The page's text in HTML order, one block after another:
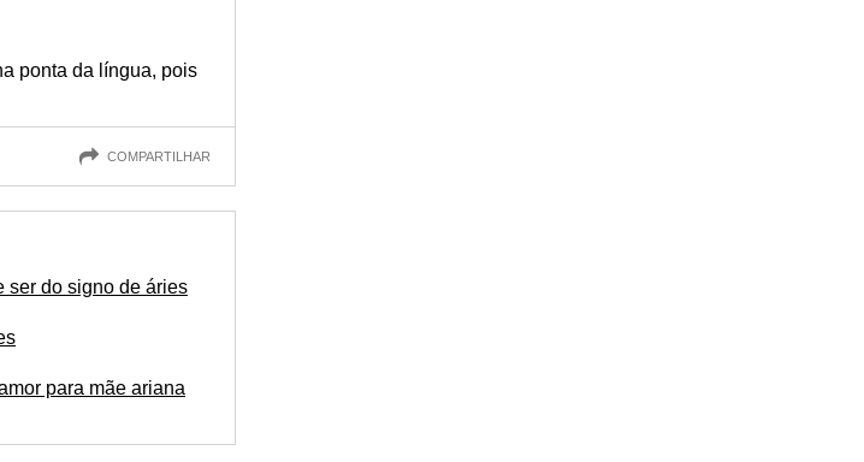
ponta da língua, pois
COMPARTILHAR
ser do signo de áries
para mãe ariana